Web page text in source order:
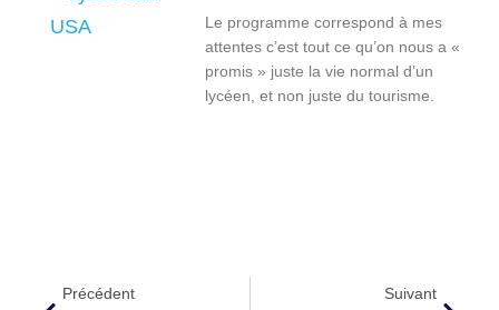
Le programme correspond à mes
attentes c’est tout ce qu’on nous a «
promis » juste la vie normal d’un
lycéen, et non juste du tourisme.
Précédent Suivant